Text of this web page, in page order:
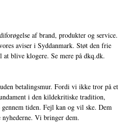
af brand, produkter og service.
aviser i Syddanmark. Støt den frie
blive klogere. Se mere på dkq.dk.
betalingsmur. Fordi vi ikke tror på et
i den kildekritiske tradition,
tiden. Fejl kan og vil ske. Dem
Vi bringer dem.